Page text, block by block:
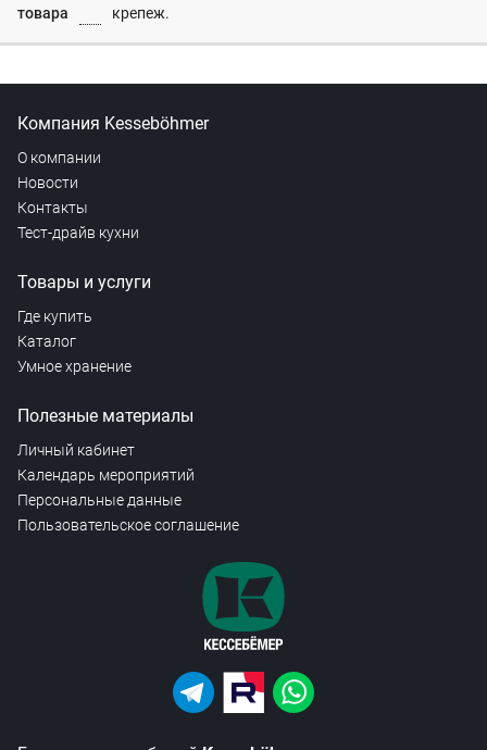
товара
крепеж.
Компания Kesseböhmer
О компании
Новости
Контакты
Тест-драйв кухни
Товары и услуги
Где купить
Каталог
Умное хранение
Полезные материалы
Личный кабинет
Календарь мероприятий
Персональные данные
Пользовательское соглашение